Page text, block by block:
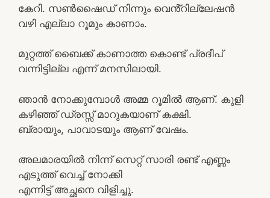
കേറി. സൺഷൈഡ് നിന്നും വെൻ്റില്ലേഷൻ
വഴി എല്ലാ റൂമും കാണാം.
മുറ്റത്ത് ബൈക്ക് കാണാത്ത കൊണ്ട് പ്രദീപ്
വന്നിട്ടില്ല എന്ന് മനസിലായി.
ഞാൻ നോക്കുമ്പോൾ അമ്മ റൂമിൽ ആണ്. കുളി
കഴിഞ്ഞ് ഡ്രസ്സ് മാറുകയാണ് കക്ഷി.
ബ്രായും, പാവാടയും ആണ് വേഷം.
അലമാരയിൽ നിന്ന് സെറ്റ് സാരി രണ്ട് എണ്ണം
എടുത്ത് വെച്ച് നോക്കി
എന്നിട്ട് അച്ഛനെ വിളിച്ചു.